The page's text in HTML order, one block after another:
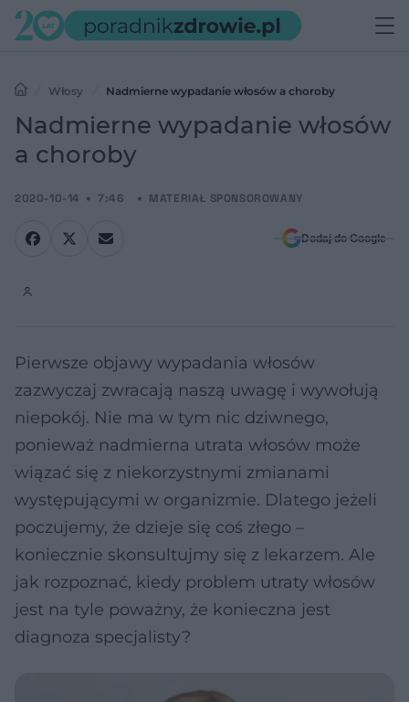
Włosy Nadmierne wypadanie włosów a choroby
Nadmierne wypadanie włosów
a choroby
2020-10-14 7:46 MATERIAŁ SPONSOROWANY
Dodaj do Google
Pierwsze objawy wypadania włosów
zazwyczaj zwracają naszą uwagę i wywołują
niepokój. Nie ma w tym nic dziwnego,
ponieważ nadmierna utrata włosów może
wiązać się z niekorzystnymi zmianami
występującymi w organizmie. Dlatego jeżeli
poczujemy, że dzieje się coś złego –
koniecznie skonsultujmy się z lekarzem. Ale
jak rozpoznać, kiedy problem utraty włosów
jest na tyle poważny, że konieczna jest
diagnoza specjalisty?